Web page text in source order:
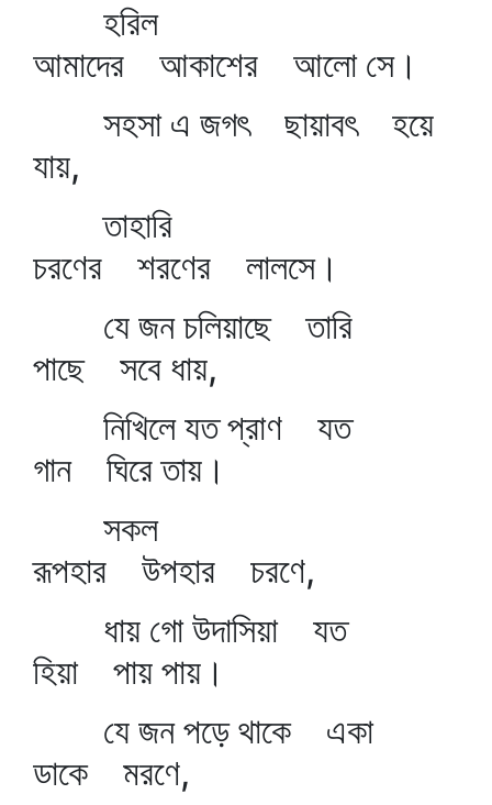
হরিল
আমাদের আকাশের আলো সে।
সহসা এ জগৎ ছায়াবৎ হয়ে
যায়,
তাহারি
চরণের শরণের লালসে।
যে জন চলিয়াছে তারি
পাছে সবে ধায়,
নিখিলে যত প্রাণ যত
গান ঘিরে তায়।
সকল
রূপহার উপহার চরণে,
ধায় গো উদাসিয়া যত
হিয়া পায় পায়।
যে জন পড়ে থাকে একা
ডাকে মরণে,